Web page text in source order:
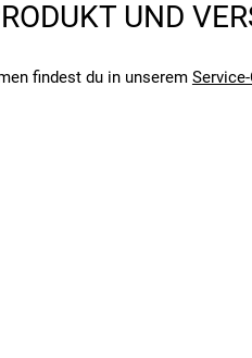
bei Fahrrädern
UND
findest du in unserem